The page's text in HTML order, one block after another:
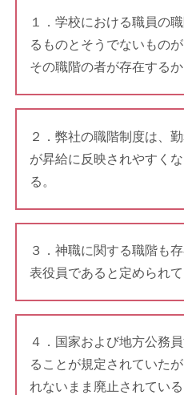
１．学校における職員の
るものとそうでないもの
その職階の者が存在するか
２．弊社の職階制度は、
が昇給に反映されやすく
る。
３．神職に関する職階も
表役員であると定められて
４．国家および地方公務
ることが規定されていた
れないまま廃止されている